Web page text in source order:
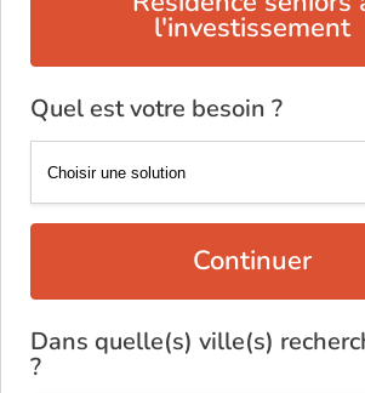
l'investissement
Quel est votre besoin ?
Continuer
Dans quelle(s) ville(s)
?